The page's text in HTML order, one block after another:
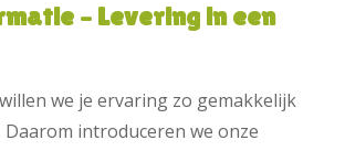
– Levering in een
we je ervaring zo gemakkelijk
Daarom introduceren we onze